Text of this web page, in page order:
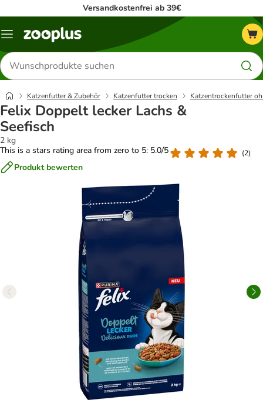
Versandkostenfrei ab 39€
Menü
Produkte
suchen
Katzenfutter & Zubehör Katzenfutter trocken Katzentrockenfutter
Felix Doppelt lecker Lachs &
Seefisch
2 kg
This is a stars rating area from zero to 5: 5.0/5
(2)
Produkt bewerten